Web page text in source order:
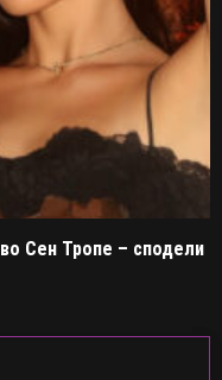
Сен Тропе – сподели